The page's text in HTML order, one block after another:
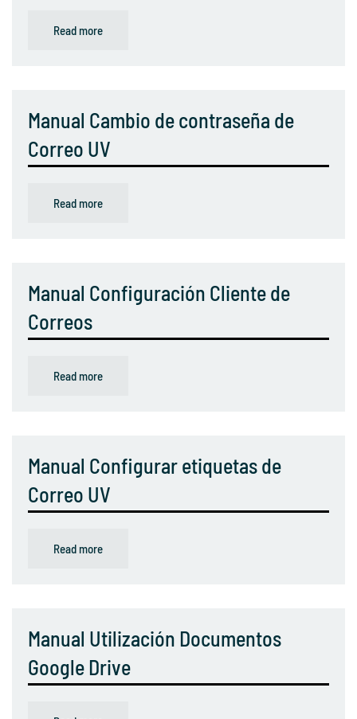
Read more
Manual Cambio de contraseña de
Correo UV
Read more
Manual Configuración Cliente de
Correos
Read more
Manual Configurar etiquetas de
Correo UV
Read more
Manual Utilización Documentos
Google Drive